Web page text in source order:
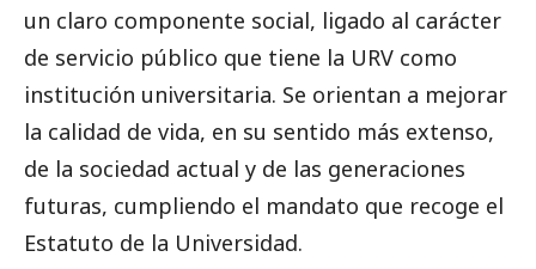
un claro componente social, ligado al carácter
de servicio público que tiene la URV como
institución universitaria. Se orientan a mejorar
la calidad de vida, en su sentido más extenso,
de la sociedad actual y de las generaciones
futuras, cumpliendo el mandato que recoge el
Estatuto de la Universidad.